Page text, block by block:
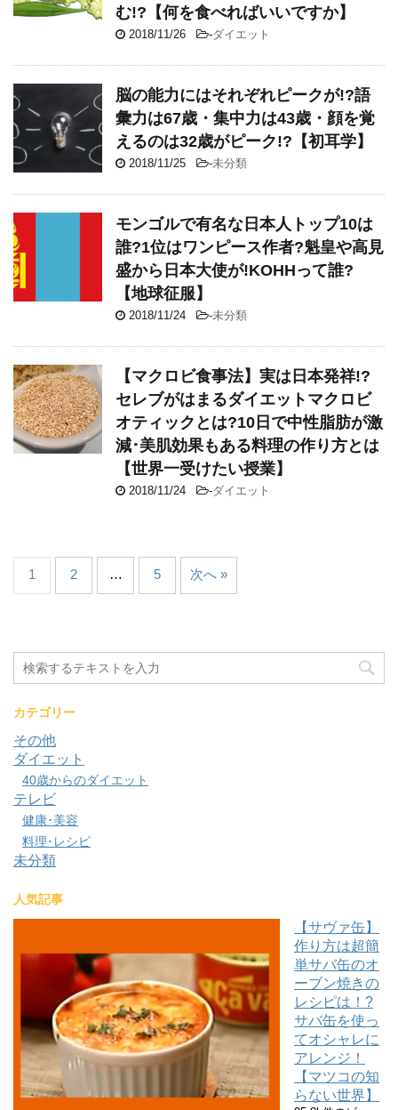
む!?【何を食べればいいですか】
2018/11/26 -ダイエット
脳の能力にはそれぞれピークが!?語
彙力は67歳・集中力は43歳・顔を覚
えるのは32歳がピーク!?【初耳学】
2018/11/25 -未分類
モンゴルで有名な日本人トップ10は
誰?1位はワンピース作者?魁皇や高見
盛から日本大使が!KOHHって誰?
【地球征服】
2018/11/24 -未分類
【マクロビ食事法】実は日本発祥!?
セレブがはまるダイエットマクロビ
オティックとは?10日で中性脂肪が激
減･美肌効果もある料理の作り方とは
【世界一受けたい授業】
2018/11/24 -ダイエット
1 2 … 5 次へ »
カテゴリー
その他
ダイエット
40歳からのダイエット
テレビ
健康･美容
料理･レシピ
未分類
人気記事
【サヴァ缶】
作り方は超簡
単サバ缶のオ
ーブン焼きの
レシピは！?
サバ缶を使っ
てオシャレに
アレンジ！
【マツコの知
らない世界】